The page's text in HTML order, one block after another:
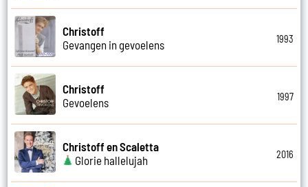
Christoff
Gevangen in gevoelens
1993
Christoff
Gevoelens
1997
Christoff en Scaletta
Glorie hallelujah
2016